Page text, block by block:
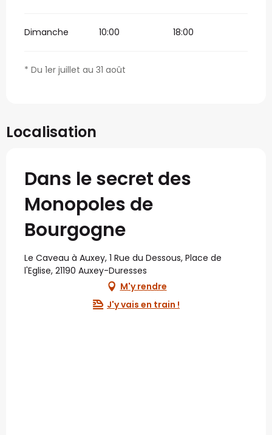
Dimanche 10:00 18:00
* Du 1er juillet au 31 août
Localisation
Dans le secret des
Monopoles de
Bourgogne
Le Caveau à Auxey, 1 Rue du Dessous, Place de
l'Eglise, 21190 Auxey-Duresses
M'y rendre
J'y vais en train !